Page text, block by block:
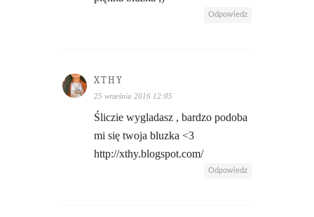
Odpowiedz
XTHY
25 września 2016 12:05
Śliczie wygladasz , bardzo podoba
mi się twoja bluzka <3
http://xthy.blogspot.com/
Odpowiedz